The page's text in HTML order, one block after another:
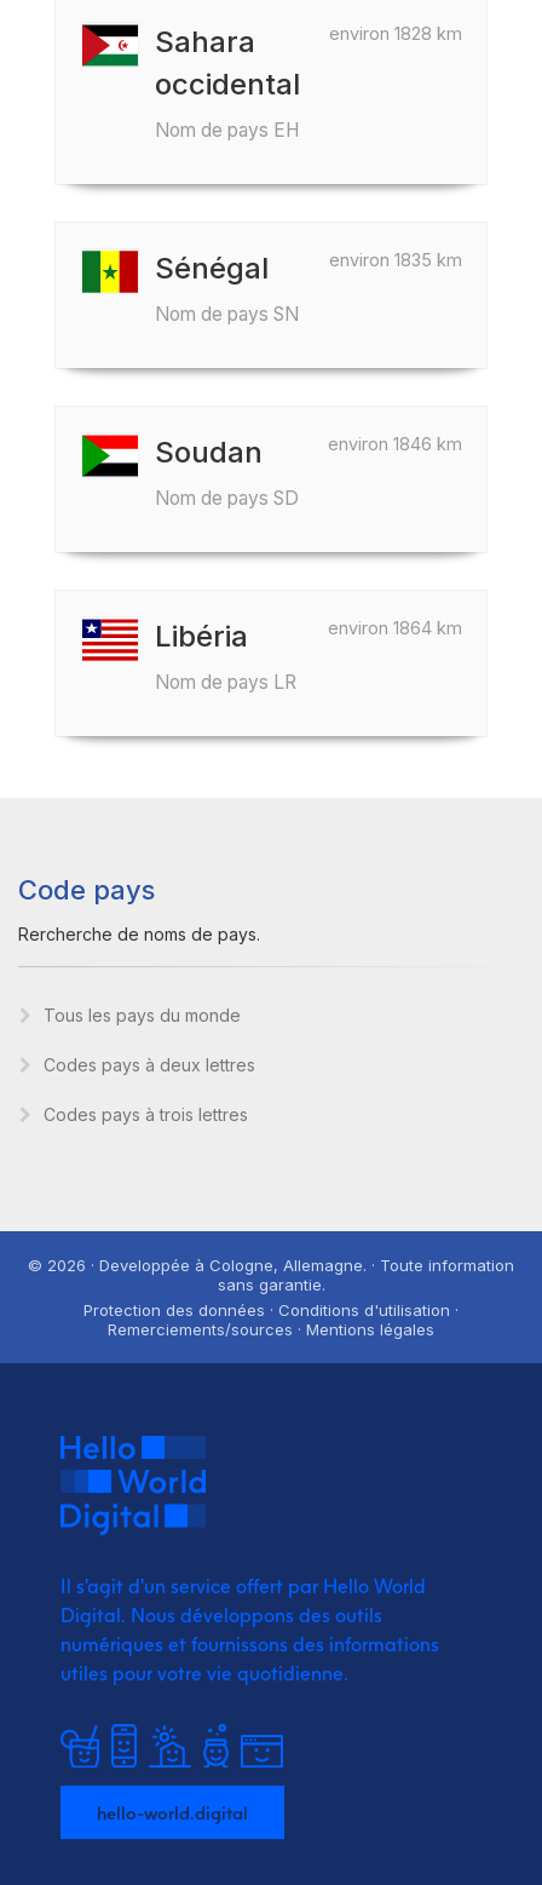
environ 1828 km
Sahara
occidental
Nom de pays EH
environ 1835 km
Sénégal
Nom de pays SN
environ 1846 km
Soudan
Nom de pays SD
environ 1864 km
Libéria
Nom de pays LR
Code pays
Rercherche de noms de pays.
Tous les pays du monde
Codes pays à deux lettres
Codes pays à trois lettres
© 2026 · Developpée à Cologne, Allemagne. · Toute information
sans garantie.
Protection des données · Conditions d'utilisation ·
Remerciements/sources · Mentions légales
Il s'agit d'un service offert par Hello World
Digital. Nous développons des outils
numériques et fournissons des informations
utiles pour votre vie quotidienne.
hello-world.digital